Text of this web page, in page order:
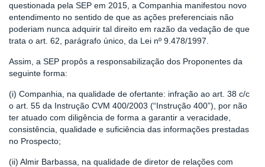
questionada pela SEP em 2015, a Companhia manifestou novo
entendimento no sentido de que as ações preferenciais não
poderiam nunca adquirir tal direito em razão da vedação de que
trata o art. 62, parágrafo único, da Lei nº 9.478/1997.
Assim, a SEP propôs a responsabilização dos Proponentes da
seguinte forma:
(i) Companhia, na qualidade de ofertante: infração ao art. 38 c/c
o art. 55 da Instrução CVM 400/2003 (“Instrução 400”), por não
ter atuado com diligência de forma a garantir a veracidade,
consistência, qualidade e suficiência das informações prestadas
no Prospecto;
(ii) Almir Barbassa, na qualidade de diretor de relações com